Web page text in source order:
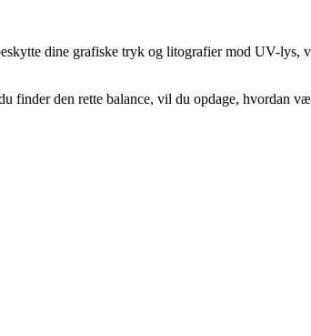
dine grafiske tryk og litografier mod UV-lys,
finder den rette balance, vil du opdage, hvordan